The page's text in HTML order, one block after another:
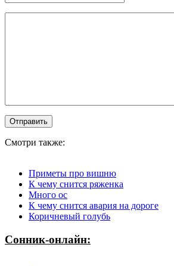
Смотри также:
Приметы про вишню
К чему снится ряженка
Много ос
К чему снится авария на дороге
Коричневый голубь
Сонник-онлайн: